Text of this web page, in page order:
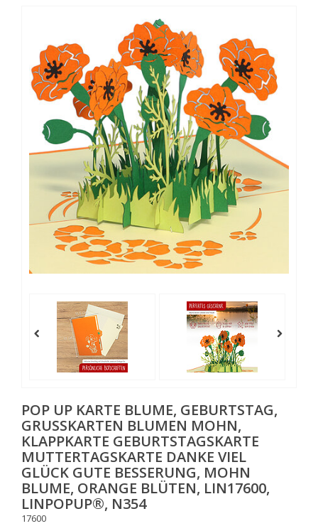
POP UP KARTE BLUME, GEBURTSTAG,
GRUSSKARTEN BLUMEN MOHN, K
LAPPKARTE GEBURTSTAGSKARTE M
UTTERTAGSKARTE DANKE VIEL G
LÜCK GUTE BESSERUNG, MOHN B
LUME, ORANGE BLÜTEN, LIN17600, L
INPOPUP®, N354
17600